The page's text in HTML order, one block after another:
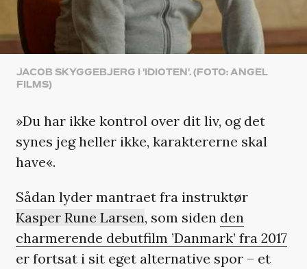
JACOB SKYGGEBJERG I 'IDIOTEN'. (FOTO: ANGEL
FILMS)
»Du har ikke kontrol over dit liv, og det
synes jeg heller ikke, karaktererne skal
have«.
Sådan lyder mantraet fra instruktør
Kasper Rune Larsen, som siden den
charmerende debutfilm ’Danmark’ fra 2017
er fortsat i sit eget alternative spor – et